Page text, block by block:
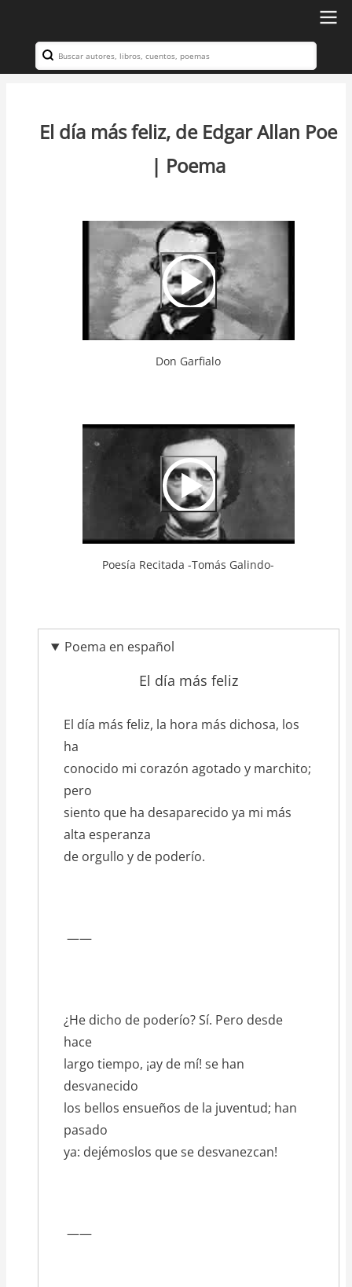
contenido
principal
Navegación
Search
El día más feliz, de Edgar Allan Poe
| Poema
Video
Url
Don Garfialo
Video
Url
Poesía Recitada -Tomás Galindo-
Poema en español
El día más feliz
texto_poema
El día más feliz, la hora más dichosa, los
ha
conocido mi corazón agotado y marchito;
pero
siento que ha desaparecido ya mi más
alta esperanza
de orgullo y de poderío.
——
¿He dicho de poderío? Sí. Pero desde
hace
largo tiempo, ¡ay de mí! se han
desvanecido
los bellos ensueños de la juventud; han
pasado
ya: dejémoslos que se desvanezcan!
——